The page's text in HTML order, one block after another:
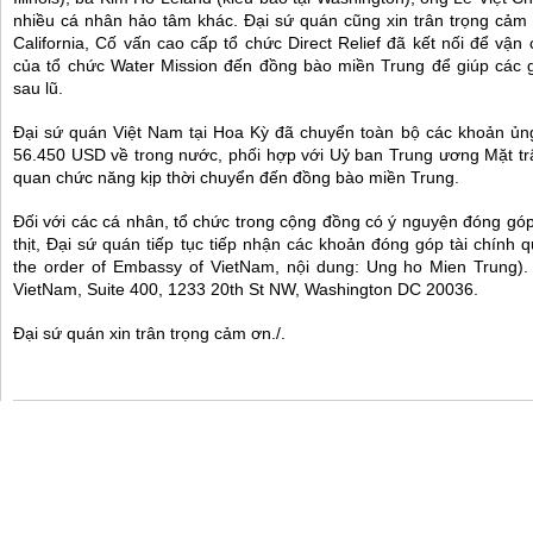
nhiều cá nhân hảo tâm khác. Đại sứ quán cũng xin trân trọng
California, Cố vấn cao cấp tổ chức Direct Relief đã kết nối để
của tổ chức Water Mission đến đồng bào miền Trung để giúp
sau lũ.
Đại sứ quán Việt Nam tại Hoa Kỳ đã chuyển toàn bộ các khoản
56.450 USD về trong nước, phối hợp với Uỷ ban Trung ương Mặt
quan chức năng kịp thời chuyển đến đồng bào miền Trung.
Đối với các cá nhân, tổ chức trong cộng đồng có ý nguyện đóng
thịt, Đại sứ quán tiếp tục tiếp nhận các khoản đóng góp tài chính
the order of Embassy of VietNam, nội dung: Ung ho Mien
VietNam, Suite 400, 1233 20th St NW, Washington DC 20036.
Đại sứ quán xin trân trọng cảm ơn./.